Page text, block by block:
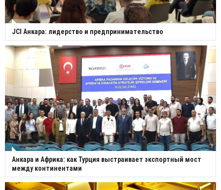
JCI Анкара: лидерство и предпринимательство
Анкара и Африка: как Турция выстраивает экспортный мост
между континентами